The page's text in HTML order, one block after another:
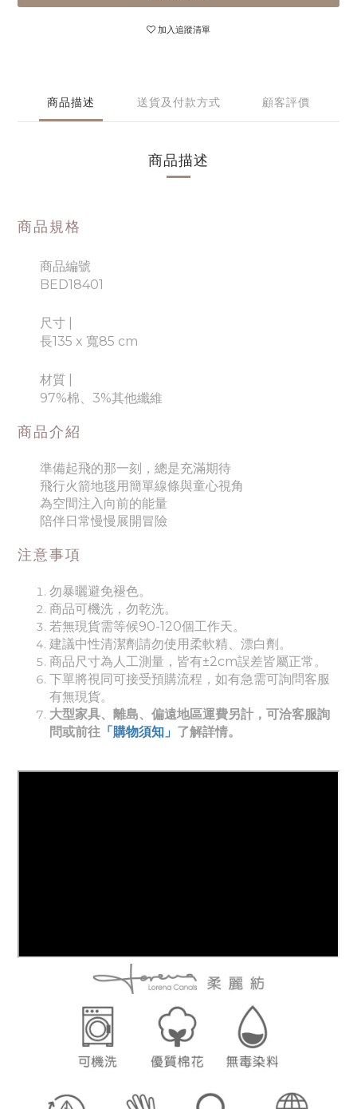
加入追蹤清單
商品描述 送貨及付款方式 顧客評價
商品描述
商品規格
商品編號
BED18401
尺寸 |
長135 x 寬85 cm
材質
97%棉、3%其他纖維
商品介紹
準備起飛的那一刻，總是充滿期待
飛行火箭地毯用簡單線條與童心視角
為空間注入向前的能量
陪伴日常慢慢展開冒險
注意事項
勿暴曬避免褪色。
商品可機洗，勿乾洗。
若無現貨需等候90-120個工作天。
建議中性清潔劑請勿使用柔軟精、漂白劑。
商品尺寸為人工測量，皆有±2cm誤差皆屬正常。
下單將視同可接受預購流程，如有急需可詢問客服
有無現貨。
大型家具、離島、偏遠地區運費另計，可洽客服詢
問或前往 「購物須知」 了解詳情。